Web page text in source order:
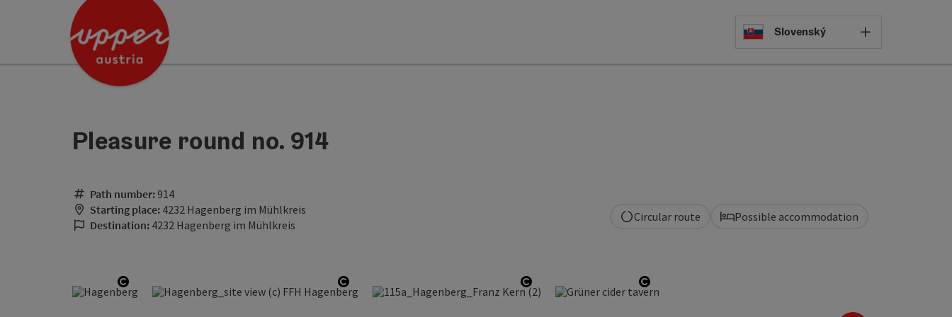
Accesskey
Accesskey
Select
Slovenský
Pleasure round no. 914
Path number: 914
Starting place: 4232 Hagenberg im Mühlkreis
Destination: 4232 Hagenberg im Mühlkreis
Open copyright Open copyright Open copyright Open copyright
Circular route Possible accommodation